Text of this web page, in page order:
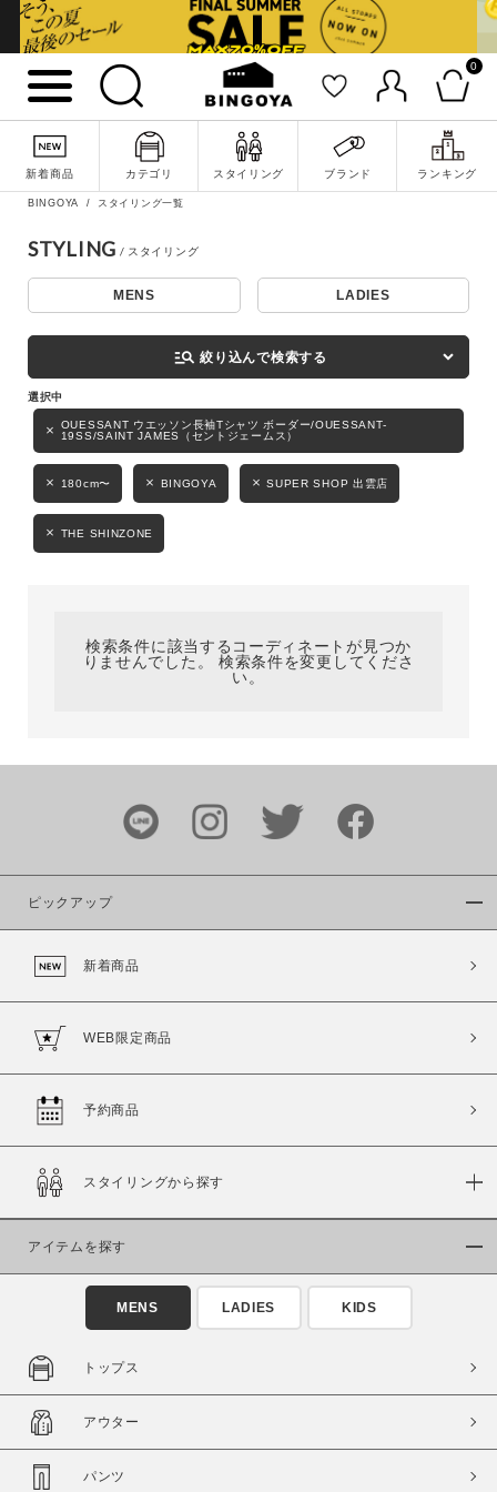
0
新着商品 カテゴリ スタイリング ブランド ランキング
詳細検索
キーワード
性別
価格
商品タイプ
通常商品
在庫
在庫あり 在庫なし含む
BINGOYA スタイリング一覧
STYLING
MENS LADIES
manage_search 絞り込んで検索する
OUESSANT ウエッソン長袖Tシャツ ボーダー/OUESSANT-
19SS/SAINT JAMES（セントジェームス）
180cm〜 BINGOYA SUPER SHOP 出雲店
THE SHINZONE
検索条件に該当するコーディネートが見つか
りませんでした。 検索条件を変更してくださ
い。
ピックアップ
新着商品
WEB限定商品
予約商品
スタイリングから探す
アイテムを探す
MENS LADIES KIDS
トップス
アウター
パンツ